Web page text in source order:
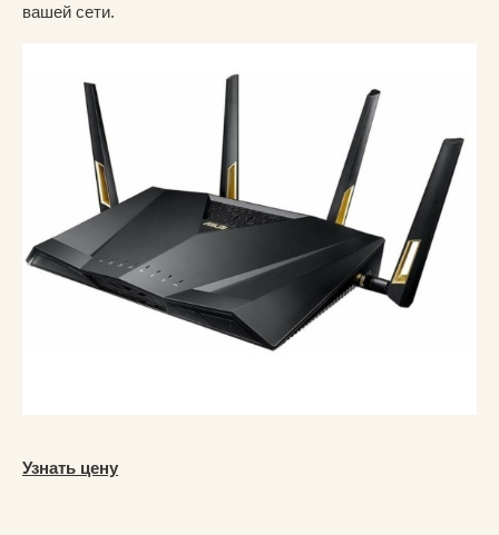
вашей сети.
Узнать цену